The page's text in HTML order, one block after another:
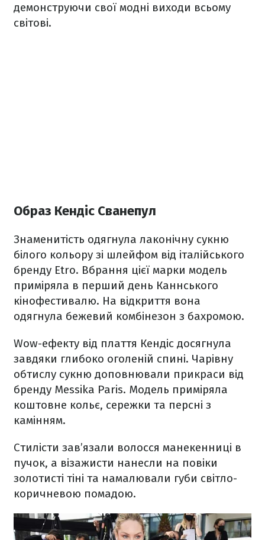
демонструючи свої модні виходи всьому
світові.
Образ Кендіс Сванепул
Знаменитість одягнула лаконічну сукню
білого кольору зі шлейфом від італійського
бренду Etro. Вбрання цієї марки модель
приміряла в перший день Каннського
кінофестивалю. На відкриття вона
одягнула бежевий комбінезон з бахромою.
Wow-ефекту від плаття Кендіс досягнула
завдяки глибоко оголеній спині. Чарівну
обтислу сукню доповнювали прикраси від
бренду Messika Paris. Модель приміряла
коштовне кольє, сережки та персні з
камінням.
Стилісти зав’язали волосся манекенниці в
пучок, а візажисти нанесли на повіки
золотисті тіні та намалювали губи світло-
коричневою помадою.